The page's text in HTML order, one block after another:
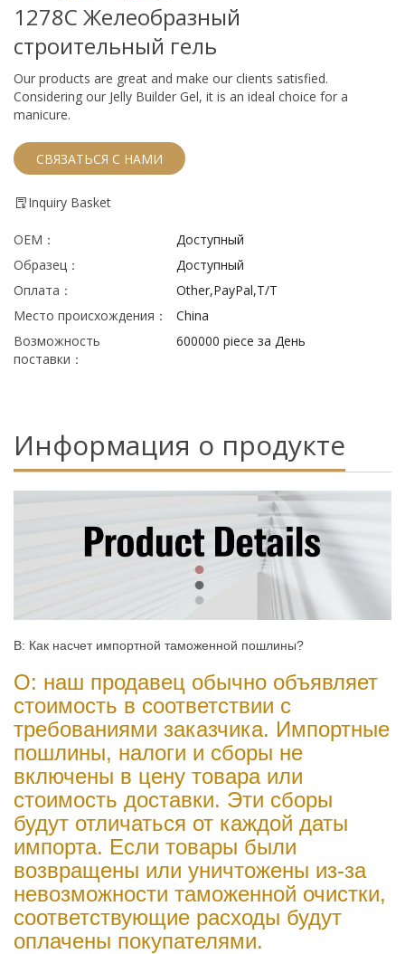
1278C Желеобразный
строительный гель
Our products are great and make our clients satisfied.
Considering our Jelly Builder Gel, it is an ideal choice for a
manicure.
СВЯЗАТЬСЯ С НАМИ
Inquiry Basket
ОЕМ：
Доступный
Образец：
Доступный
Оплата：
Other,PayPal,T/T
Место происхождения：
China
Возможность
поставки：
600000 piece за День
Информация о продукте
В: Как насчет импортной таможенной пошлины?
О: наш продавец обычно объявляет
стоимость в соответствии с
требованиями заказчика. Импортные
пошлины, налоги и сборы не
включены в цену товара или
стоимость доставки. Эти сборы
будут отличаться от каждой даты
импорта. Если товары были
возвращены или уничтожены из-за
невозможности таможенной очистки,
соответствующие расходы будут
оплачены покупателями.